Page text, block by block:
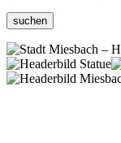
suchen